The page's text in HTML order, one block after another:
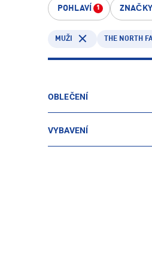
POHLAVÍ 1 ZNAČKY
MUŽI THE NORTH
OBLEČENÍ
VYBAVENÍ